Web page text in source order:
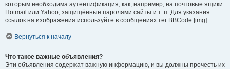
которым необходима аутентификация, как, например, на почтовые ящики
Hotmail или Yahoo, защищённые паролями сайты и т. п. Для указания
ссылок на изображения используйте в сообщениях тег BBCode [img].
Вернуться к началу
Что такое важные объявления?
Эти объявления содержат важную информацию, и вы должны прочесть их